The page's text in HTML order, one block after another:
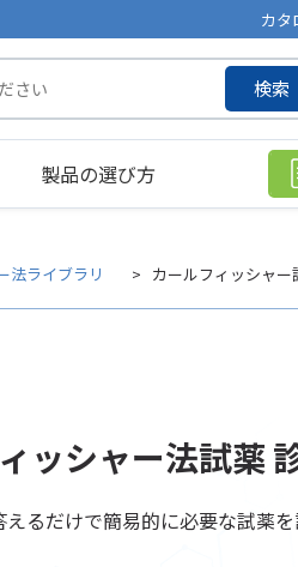
カタ
検索
製品の選び方
法ライブラリ カールフィッシャ
ッシャー法試薬
えるだけで簡易的に必要な試薬